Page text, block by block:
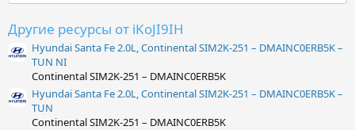
Другие ресурсы от iKoJI9IH
Hyundai Santa Fe 2.0L, Continental SIM2K-251 – DMAINC0ERB5K –
TUN NI
Continental SIM2K-251 – DMAINC0ERB5K
Hyundai Santa Fe 2.0L, Continental SIM2K-251 – DMAINC0ERB5K –
TUN
Continental SIM2K-251 – DMAINC0ERB5K